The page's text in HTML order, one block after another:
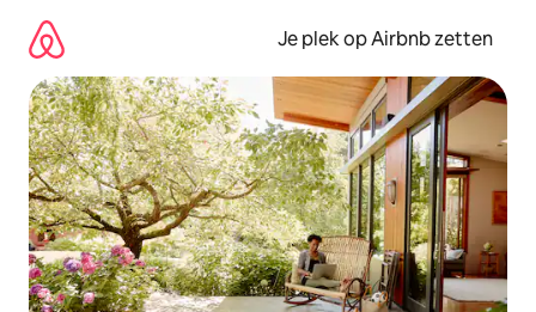
direct
naar
inhoud
Je plek op Airbnb zetten